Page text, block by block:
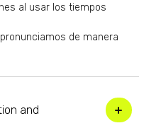
al usar los tiempos
de manera
and